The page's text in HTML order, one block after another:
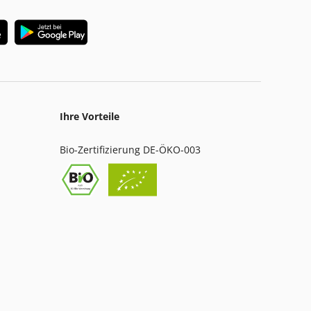
Ihre Vorteile
Bio-Zertifizierung DE-ÖKO-003